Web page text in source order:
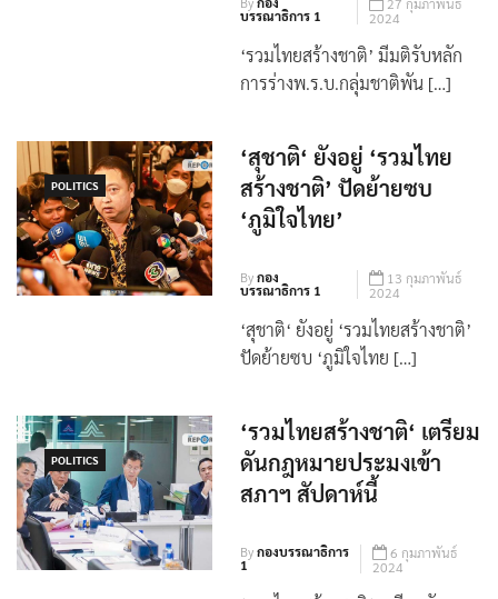
Byกอง
บรรณาธิการ 1
27 กุมภาพันธ์
2024
‘รวมไทยสร้างชาติ’ มีมติรับหลัก
POLITICS
‘สุชาติ‘ ยังอยู่ ‘รวมไทย
สร้างชาติ’ ปัดย้ายซบ
‘ภูมิใจไทย’
Byกอง
บรรณาธิการ 1
13 กุมภาพันธ์
2024
‘สุชาติ‘ ยังอยู่ ‘รวมไทยสร้างชาติ’
POLITICS
‘รวมไทยสร้างชาติ‘ เตรียม
ดันกฎหมายประมงเข้า
สภาฯ สัปดาห์นี้